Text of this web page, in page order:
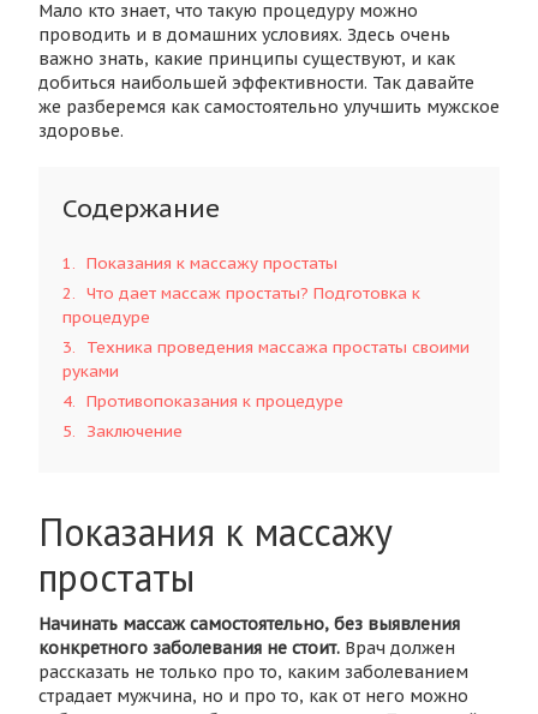
Мало кто знает, что такую процедуру можно
проводить и в домашних условиях. Здесь очень
важно знать, какие принципы существуют, и как
добиться наибольшей эффективности. Так давайте
же разберемся как самостоятельно улучшить мужское
здоровье.
Содержание
1
Показания к массажу простаты
2
Что дает массаж простаты? Подготовка к
процедуре
3
Техника проведения массажа простаты своими
руками
4
Противопоказания к процедуре
5
Заключение
Показания к массажу
простаты
Начинать массаж самостоятельно, без выявления
конкретного заболевания не стоит. Врач должен
рассказать не только про то, каким заболеванием
страдает мужчина, но и про то, как от него можно